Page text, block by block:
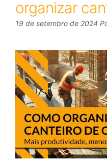
organizar
19 de setembro de 2024